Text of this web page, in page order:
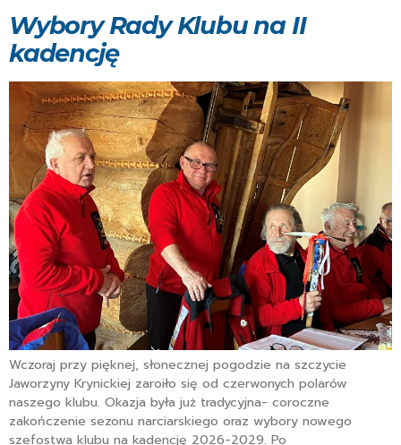
Wybory Rady Klubu na II
kadencję
Wczoraj przy pięknej, słonecznej pogodzie na szczycie
Jaworzyny Krynickiej zaroiło się od czerwonych polarów
naszego klubu. Okazja była już tradycyjna- coroczne
zakończenie sezonu narciarskiego oraz wybory nowego
szefostwa klubu na kadencję 2026-2029. Po